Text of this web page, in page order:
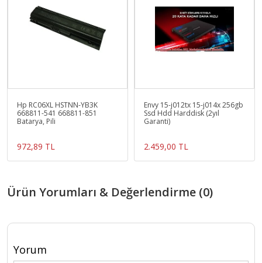
Hp RC06XL HSTNN-YB3K
668811-541 668811-851
Batarya, Pili
972,89 TL
Envy 15-j012tx 15-j014x 256gb
Ssd Hdd Harddisk (2yıl
Garanti)
2.459,00 TL
Ürün Yorumları & Değerlendirme (0)
Yorum